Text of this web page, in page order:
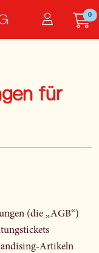
0
für
(die „AGB“)
Artikeln